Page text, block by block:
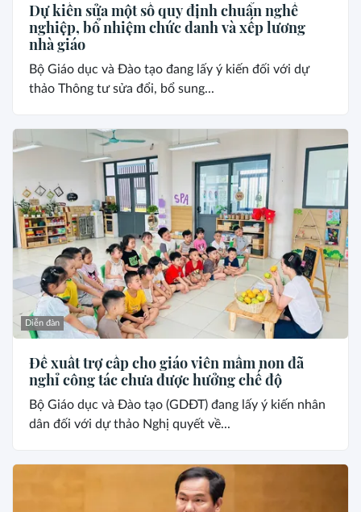
Dự kiến sửa một số quy định chuẩn nghề
nghiệp, bổ nhiệm chức danh và xếp lương
nhà giáo
Bộ Giáo dục và Đào tạo đang lấy ý kiến đối với dự
thảo Thông tư sửa đổi, bổ sung...
Diễn đàn
Đề xuất trợ cấp cho giáo viên mầm non đã
nghỉ công tác chưa được hưởng chế độ
Bộ Giáo dục và Đào tạo (GDĐT) đang lấy ý kiến nhân
dân đối với dự thảo Nghị quyết về...